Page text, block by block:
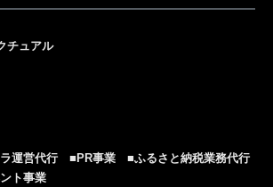
チュアル
運営代行 ■PR事業 ■ふるさと納税業務代行
ト事業